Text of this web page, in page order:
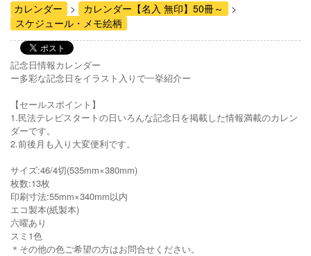
カレンダー
カレンダー【名入 無印】50冊～
スケジュール・メモ絵柄
記念日情報カレンダー
ー多彩な記念日をイラスト入りで一挙紹介ー
【セールスポイント】
1.民法テレビスタートの日いろんな記念日を掲載した情報満載のカレン
ダーです。
2.前後月も入り大変便利です。
サイズ:46/4切(535mm×380mm)
枚数:13枚
印刷寸法:55mm×340mm以内
エコ製本(紙製本)
六曜あり
スミ1色
＊その他の色ご希望の方はお問合せください。